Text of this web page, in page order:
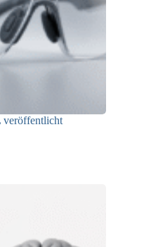
veröffentlicht